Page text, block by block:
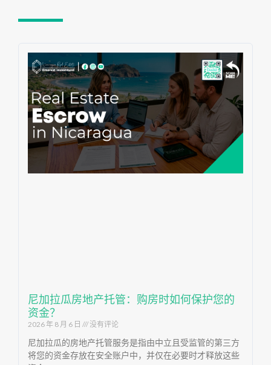
尼加拉瓜房地产托管：购房时如何保护您的
资金？
2026 年 8 月 6 日 没有评论
尼加拉瓜的房地产托管服务是指由中立且受监管的第三方
将您的资金存放在安全账户中，并仅在必要时才释放这些